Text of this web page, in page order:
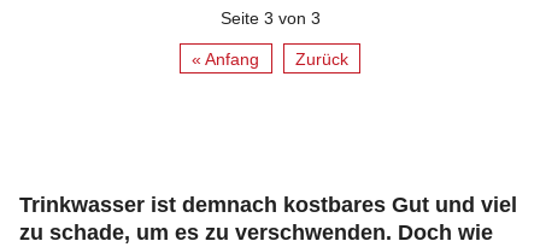
Seite 3 von 3
« Anfang Zurück
Trinkwasser ist demnach kostbares Gut und viel
zu schade, um es zu verschwenden. Doch wie